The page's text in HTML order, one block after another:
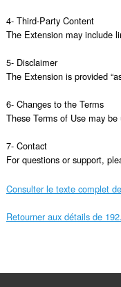
4- Third-Party Content
The Extension may include
5- Disclaimer
The Extension is provided
6- Changes to the Terms
These Terms of Use may
7- Contact
For questions or support,
Consulter le texte complet
Retourner aux détails de